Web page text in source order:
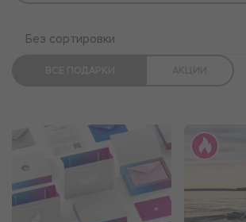
Без сортировки